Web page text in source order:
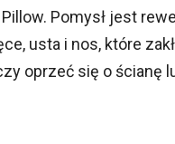
Pomysł jest
usta i nos, które
oprzeć się o ścianę